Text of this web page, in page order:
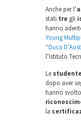
Anche per l’
stati tre gli
hanno
Young
“Duca
l’Istituto
Le
dopo aver
hanno
la